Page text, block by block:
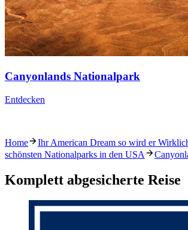
Canyonlands Nationalpark
Entdecken
Home Ihr American Dream so wird er
schönsten Nationalparks in den USA
Komplett abgesicherte Reise